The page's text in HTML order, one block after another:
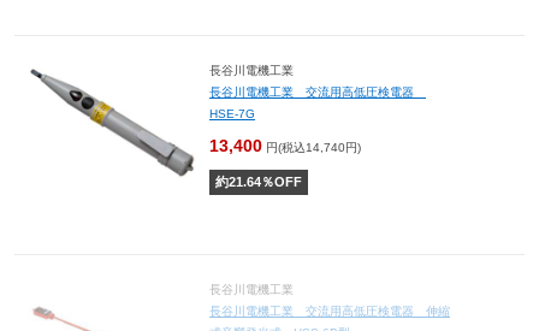
長谷川電機工業
長谷川電機工業 交流用高低圧検電器
HSE-7G
13,400 円(税込14,740円)
約21.64％OFF
長谷川電機工業
長谷川電機工業 交流用高低圧検電器 伸縮